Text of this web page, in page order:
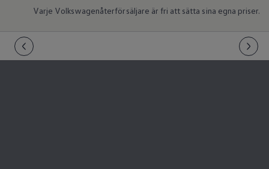
Varje Volkswagenåterförsäljare är fri att sätta sina egna priser.